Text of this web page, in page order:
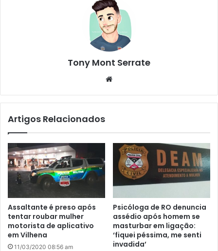
Tony Mont Serrate
te
Artigos Relacionados
Assaltante é preso após
tentar roubar mulher
motorista de aplicativo
em Vilhena
11/03/2020 08:56 am
Psicóloga de RO denuncia
assédio após homem se
masturbar em ligação:
‘fiquei péssima, me senti
invadida’